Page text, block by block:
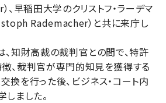
、早稲田大学のクリストフ・ラーデマ
Rademacher）と共に来庁し
知財高裁の裁判官との間で、特許
、裁判官が専門的知見を獲得する
換を行った後、ビジネス・コート内
ました。